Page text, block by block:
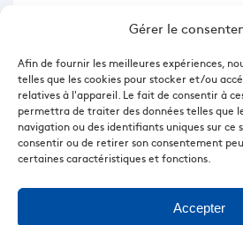
Gérer le
Afin de fournir les meilleures expériences,
telles que les cookies pour stocker et/ou
relatives à l'appareil. Le fait de consentir à
permettra de traiter des données telles que
navigation ou des identifiants uniques sur ce
consentir ou de retirer son consentement
certaines caractéristiques et fonctions.
Accepter
DÉCOUVRIR LA RECETTE